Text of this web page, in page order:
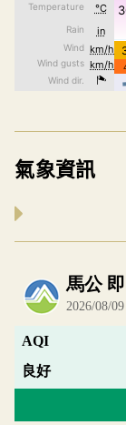
氣象資訊
內嵌空氣品